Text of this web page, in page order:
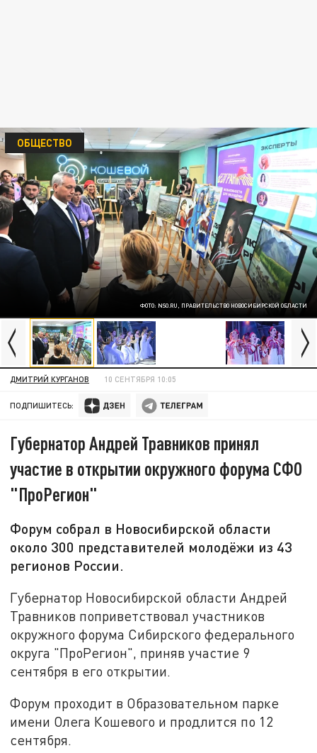
ФОТО: NSO.RU, ПРАВИТЕЛЬСТВО НОВОСИБИРСКОЙ ОБЛАСТИ
ОБЩЕСТВО
ДМИТРИЙ КУРГАНОВ 10 СЕНТЯБРЯ 10:05
ПОДПИШИТЕСЬ:
Губернатор Андрей Травников принял
участие в открытии окружного форума СФО
"ПроРегион"
Форум собрал в Новосибирской области
около 300 представителей молодёжи из 43
регионов России.
Губернатор Новосибирской области Андрей
Травников поприветствовал участников
окружного форума Сибирского федерального
округа "ПроРегион", приняв участие 9
сентября в его открытии.
Форум проходит в Образовательном парке
имени Олега Кошевого и продлится по 12
сентября.